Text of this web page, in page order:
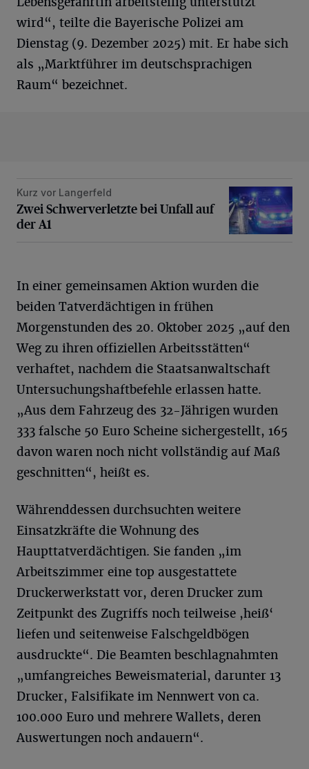
wird“, teilte die Bayerische Polizei am
Dienstag (9. Dezember 2025) mit. Er habe sich
als „Marktführer im deutschsprachigen
Raum“ bezeichnet.
Zwei Schwerverletzte bei Unfall auf der A1
Kurz vor Langerfeld
Zwei Schwerverletzte bei Unfall auf
der A1
In einer gemeinsamen Aktion wurden die
beiden Tatverdächtigen in frühen
Morgenstunden des 20. Oktober 2025 „auf den
Weg zu ihren offiziellen Arbeitsstätten“
verhaftet, nachdem die Staatsanwaltschaft
Untersuchungshaftbefehle erlassen hatte.
„Aus dem Fahrzeug des 32-Jährigen wurden
333 falsche 50 Euro Scheine sichergestellt, 165
davon waren noch nicht vollständig auf Maß
geschnitten“, heißt es.
Währenddessen durchsuchten weitere
Einsatzkräfte die Wohnung des
Haupttatverdächtigen. Sie fanden „im
Arbeitszimmer eine top ausgestattete
Druckerwerkstatt vor, deren Drucker zum
Zeitpunkt des Zugriffs noch teilweise ,heiß‘
liefen und seitenweise Falschgeldbögen
ausdruckte“. Die Beamten beschlagnahmten
„umfangreiches Beweismaterial, darunter 13
Drucker, Falsifikate im Nennwert von ca.
100.000 Euro und mehrere Wallets, deren
Auswertungen noch andauern“.